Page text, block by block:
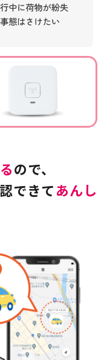
ので、
できてあんし